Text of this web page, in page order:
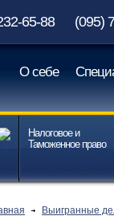
65-88 (095)
О себе
Налоговое и
Таможенное право
Выигранные